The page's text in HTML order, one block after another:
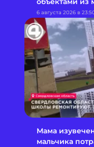
6 августа 2026 в
Мама
мальчика